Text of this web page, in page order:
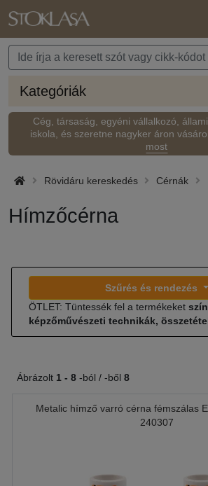
Kategóriák
Cég, társaság, egyéni vállalkozó,
iskola, és szeretne nagyker áron
most
Rövidáru kereskedés Cérnák
Hímzőcérna
Szűrés és rendezés
ÖTLET: Tüntessék fel a termékeket
képzőművészeti technikák,
Ábrázolt 1 - 8 -ból / -ből 8
Metalic hímző varró cérna fémszálas
240307